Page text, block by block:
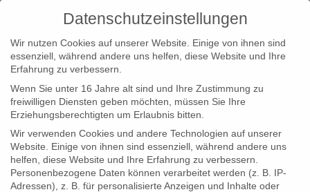
info@erfolgreich-events.de
+4940 46 777 230
Datenschutzeinstellungen
Wir nutzen Cookies auf unserer Website. Einige von ihnen sind
essenziell, während andere uns helfen, diese Website und Ihre
Erfahrung zu verbessern.
Wenn Sie unter 16 Jahre alt sind und Ihre Zustimmung zu
freiwilligen Diensten geben möchten, müssen Sie Ihre
Erziehungsberechtigten um Erlaubnis bitten.
Wir verwenden Cookies und andere Technologien auf unserer
Website. Einige von ihnen sind essenziell, während andere uns
helfen, diese Website und Ihre Erfahrung zu verbessern.
Personenbezogene Daten können verarbeitet werden (z. B. IP-
Adressen), z. B. für personalisierte Anzeigen und Inhalte oder